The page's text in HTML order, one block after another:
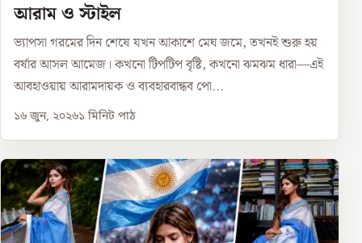
আরাম ও স্টাইল
ভ্যাপসা গরমের দিন শেষে যখন আকাশে মেঘ জমে, তখনই শুরু হয়
বর্ষার আসল আমেজ। কখনো টিপটিপ বৃষ্টি, কখনো ঝমঝম ধারা—এই
আবহাওয়ায় আরামদায়ক ও ব্যবহারবান্ধব পো...
১৬ জুন, ২০২৬১ মিনিট পাঠ